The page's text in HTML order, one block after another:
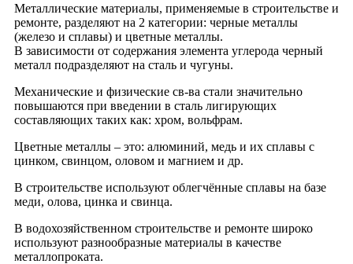
Металлические материалы, применяемые в строительстве и
ремонте, разделяют на 2 категории: черные металлы
(железо и сплавы) и цветные металлы.
В зависимости от содержания элемента углерода черный
металл подразделяют на сталь и чугуны.
Механические и физические св-ва стали значительно
повышаются при введении в сталь лигирующих
составляющих таких как: хром, вольфрам.
Цветные металлы – это: алюминий, медь и их сплавы с
цинком, свинцом, оловом и магнием и др.
В строительстве используют облегчённые сплавы на базе
меди, олова, цинка и свинца.
В водохозяйственном строительстве и ремонте широко
используют разнообразные материалы в качестве
металлопроката.